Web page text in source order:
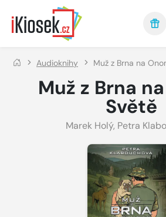
Přejít na hlavní obsah
Audioknihy Muž z Brna na
Muž z Brna
Světě
Marek Holý, Petra